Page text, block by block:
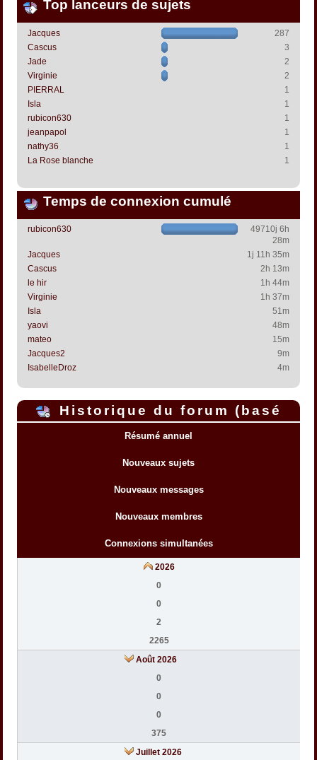
Top lanceurs de sujets
Jacques
287
Cascus
3
Jade
2
Virginie
2
PIERRAL
1
Isla
1
rubicon630
1
jeanpapol
1
nathy36
1
La Rose blanche
1
Temps de connexion cumulé
rubicon630
49710j 6h
28m
Jacques
1j 11h 35m
Cascus
2h 13m
le hir
1h 44m
Virginie
1h 37m
Isla
51m
yaovi
48m
mateo
15m
Jacques2
9m
IsabelleDroz
4m
Historique du forum (basé
sur l'heure interne du forum)
Résumé annuel
Nouveaux sujets
Nouveaux messages
Nouveaux membres
Connexions simultanées
2026
0
0
2
2265
Août 2026
0
0
0
375
Juillet 2026